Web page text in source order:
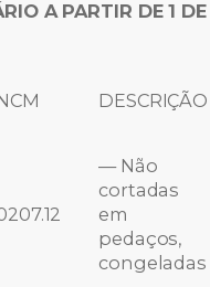
A PARTIR DE 1 DE
DESCRIÇÃO
— Não
cortadas
em
pedaços,
congeladas